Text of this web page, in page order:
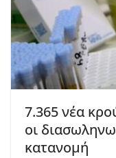
7.365 νέα
οι
κατανομή